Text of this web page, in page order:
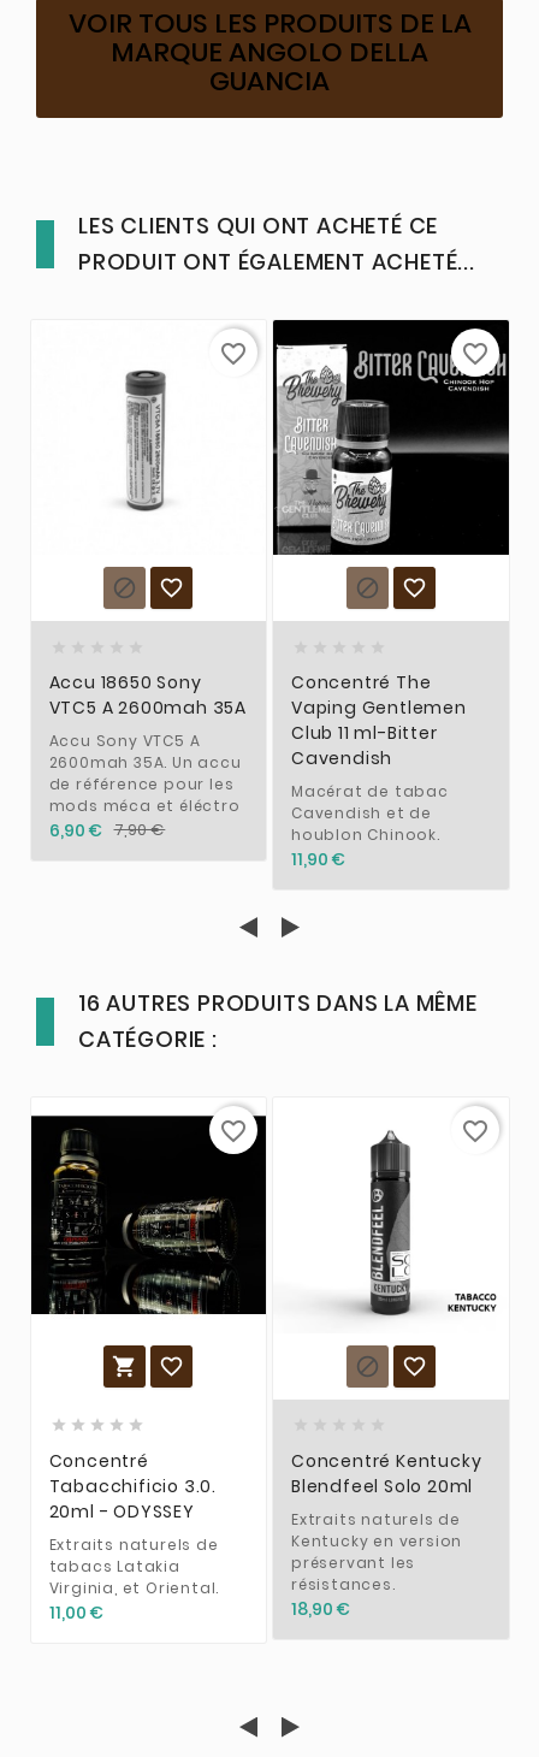
VOIR TOUS LES PRODUITS DE LA
MARQUE ANGOLO DELLA
GUANCIA
LES CLIENTS QUI ONT ACHETÉ CE
PRODUIT ONT ÉGALEMENT ACHETÉ...
 
Accu 18650 Sony
VTC5 A 2600mah 35A
Accu Sony VTC5 A
2600mah 35A. Un accu
de référence pour les
mods méca et éléctro
6,90 € 7,90 €
favorite_border
 
Concentré The
Vaping Gentlemen
Club 11 ml-Bitter
Cavendish
Macérat de tabac
Cavendish et de
houblon Chinook.
11,90 €
favorite_border
16 AUTRES PRODUITS DANS LA MÊME
CATÉGORIE :
 
    
Concentré
Tabacchificio 3.0.
20ml - ODYSSEY
Extraits naturels de
tabacs Latakia
Virginia, et Oriental.
11,00 €
favorite_border
 
Concentré Kentucky
Blendfeel Solo 20ml
Extraits naturels de
Kentucky en version
préservant les
résistances.
18,90 €
favorite_border